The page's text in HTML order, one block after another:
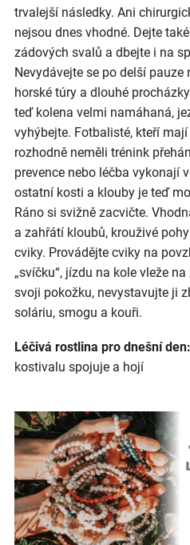
trvalejší následky. Ani
nejsou dnes vhodné. Dejte
zádových svalů a dbejte i na
Nevydávejte se po delší
horské túry a dlouhé
teď kolena velmi namáhaná,
vyhýbejte. Fotbalisté, kteří
rozhodně neměli trénink
prevence nebo léčba vykonají
ostatní kosti a klouby je teď
Ráno si svižně zacvičte.
a zahřátí kloubů, krouživé
cviky. Provádějte cviky na
„svíčku“, jízdu na kole vleže
svoji pokožku, nevystavujte ji
soláriu, smogu a kouři.
Léčivá rostlina pro dnešní den:
kostivalu spojuje a hojí